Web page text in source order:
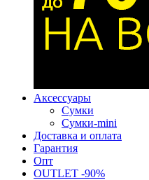
Аксессуары
Сумки
Сумки-mini
Доставка и оплата
Гарантия
Опт
OUTLET -90%